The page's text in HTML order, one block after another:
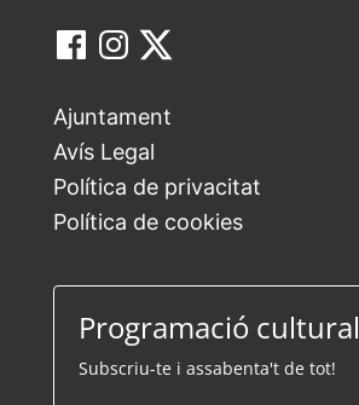
Ajuntament
Avís Legal
Política de privacitat
Política de cookies
Programació cultural
Subscriu-te i assabenta't de tot!